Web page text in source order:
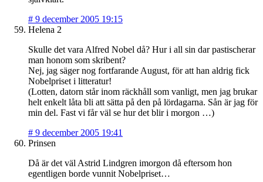
# 9 december 2005 19:15
Helena 2
Skulle det vara Alfred Nobel då? Hur i all sin dar pastischerar
man honom som skribent?
Nej, jag säger nog fortfarande August, för att han aldrig fick
Nobelpriset i litteratur!
(Lotten, datorn står inom räckhåll som vanligt, men jag brukar
helt enkelt låta bli att sätta på den på lördagarna. Sån är jag för
min del. Fast vi får väl se hur det blir i morgon …)
# 9 december 2005 19:41
Prinsen
Då är det väl Astrid Lindgren imorgon då eftersom hon
egentligen borde vunnit Nobelpriset…